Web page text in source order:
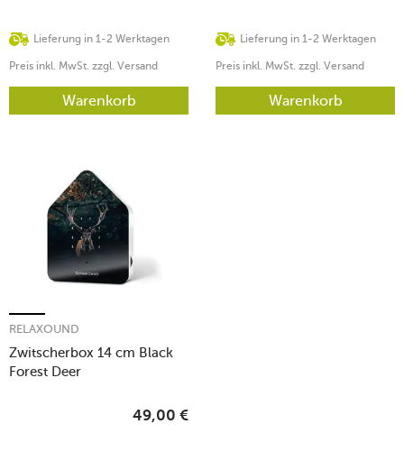
Lieferung in 1-2 Werktagen
Preis inkl. MwSt. zzgl. Versand
Warenkorb
Lieferung in 1-2 Werktagen
Preis inkl. MwSt. zzgl. Versand
Warenkorb
Zwitscherbox 14 cm Black
Forest Deer
RELAXOUND
49,00 €